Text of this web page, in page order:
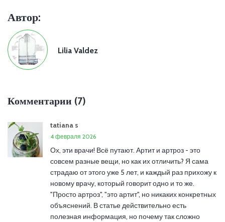
Автор:
Lilia Valdez
Комментарии (7)
tatiana s
4 февраля 2026
Ох, эти врачи! Всё путают. Артит и артроз - это
совсем разные вещи, но как их отличить? Я сама
страдаю от этого уже 5 лет, и каждый раз прихожу к
новому врачу, который говорит одно и то же.
"Просто артроз", "это артит", но никаких конкретных
объяснений. В статье действительно есть
полезная информация, но почему так сложно